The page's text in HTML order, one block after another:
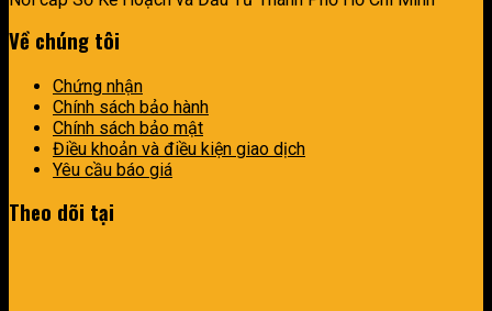
Về chúng tôi
Chứng nhận
Chính sách bảo hành
Chính sách bảo mật
Điều khoản và điều kiện giao dịch
Yêu cầu báo giá
Theo dõi tại